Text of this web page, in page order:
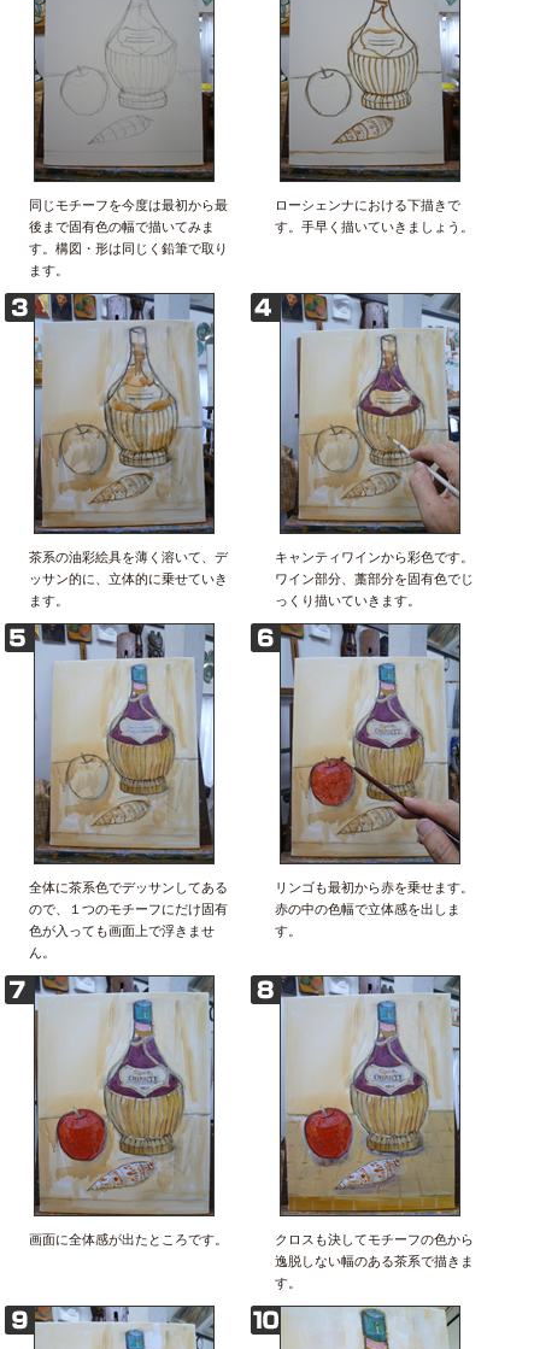
同じモチーフを今度は最初から最
後まで固有色の幅で描いてみま
す。構図・形は同じく鉛筆で取り
ます。
ローシェンナにおける下描きで
す。手早く描いていきましょう。
茶系の油彩絵具を薄く溶いて、デ
ッサン的に、立体的に乗せていき
ます。
キャンティワインから彩色です。
ワイン部分、藁部分を固有色でじ
っくり描いていきます。
全体に茶系色でデッサンしてある
ので、１つのモチーフにだけ固有
色が入っても画面上で浮きませ
ん。
リンゴも最初から赤を乗せます。
赤の中の色幅で立体感を出しま
す。
画面に全体感が出たところです。
クロスも決してモチーフの色から
逸脱しない幅のある茶系で描きま
す。